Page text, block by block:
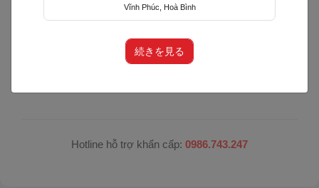
trải nghiệm tốt hơn.
Xin vui lòng trở lại sau. Xin lỗi quý khách vì sự bất tiện
Hotline hỗ trợ khẩn cấp: 0986.743.247
Vĩnh Phúc, Hoà Bình
続きを見る